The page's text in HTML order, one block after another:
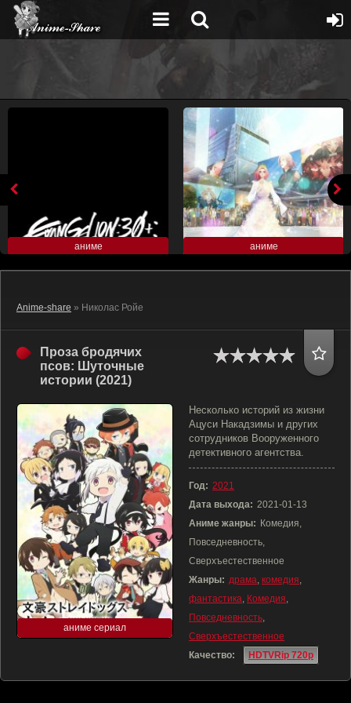
аниме аниме
Anime-share » Николас Ройе
Проза бродячих
псов: Шуточные
истории (2021)
аниме сериал
Несколько историй из жизни
Ацуси Накадзимы и других
сотрудников Вооруженного
детективного агентства.
Год: 2021
Дата выхода: 2021-01-13
Аниме жанры: Комедия,
Повседневность,
Сверхъестественное
Жанры: драма, комедия,
фантастика, Комедия,
Повседневность,
Сверхъестественное
Качество:
HDTVRip 720p